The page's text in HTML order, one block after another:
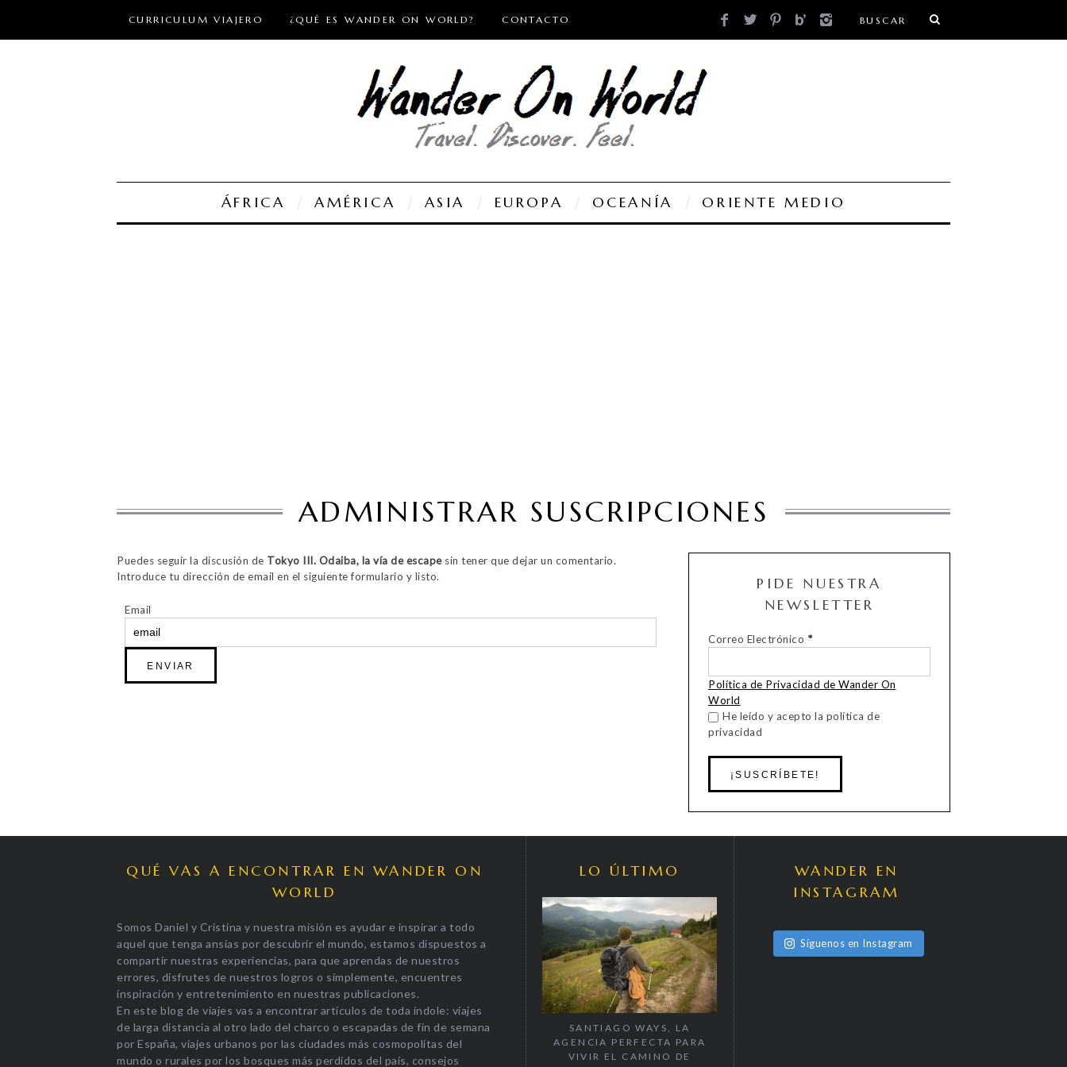
CURRICULUM VIAJERO ¿QUÉ ES WANDER ON WORLD? CONTACTO
ÁFRICA AMÉRICA ASIA EUROPA OCEANÍA ORIENTE MEDIO
ADMINISTRAR SUSCRIPCIONES
Puedes seguir la discusión de Tokyo III. Odaiba, la vía de escapesin tener que dejar un comentario.
Introduce tu dirección de email en el siguiente formulario y listo.
Email
PIDE NUESTRA
NEWSLETTER
Correo Electrónico *
Política de Privacidad de Wander On
World
He leído y acepto la política de
privacidad
QUÉ VAS A ENCONTRAR EN WANDER ON
WORLD
Somos Daniel y Cristina y nuestra misión es ayudar e inspirar a todo
aquel que tenga ansias por descubrir el mundo, estamos dispuestos a
compartir nuestras experiencias, para que aprendas de nuestros
errores, disfrutes de nuestros logros o simplemente, encuentres
inspiración y entretenimiento en nuestras publicaciones.
En este blog de viajes vas a encontrar artículos de toda índole: viajes
de larga distancia al otro lado del charco o escapadas de fin de semana
por España, viajes urbanos por las ciudades más cosmopolitas del
mundo o rurales por los bosques más perdidos del país, consejos
LO ÚLTIMO
SANTIAGO WAYS, LA
AGENCIA PERFECTA PARA
VIVIR EL CAMINO DE
WANDER EN
INSTAGRAM
Síguenos en Instagram